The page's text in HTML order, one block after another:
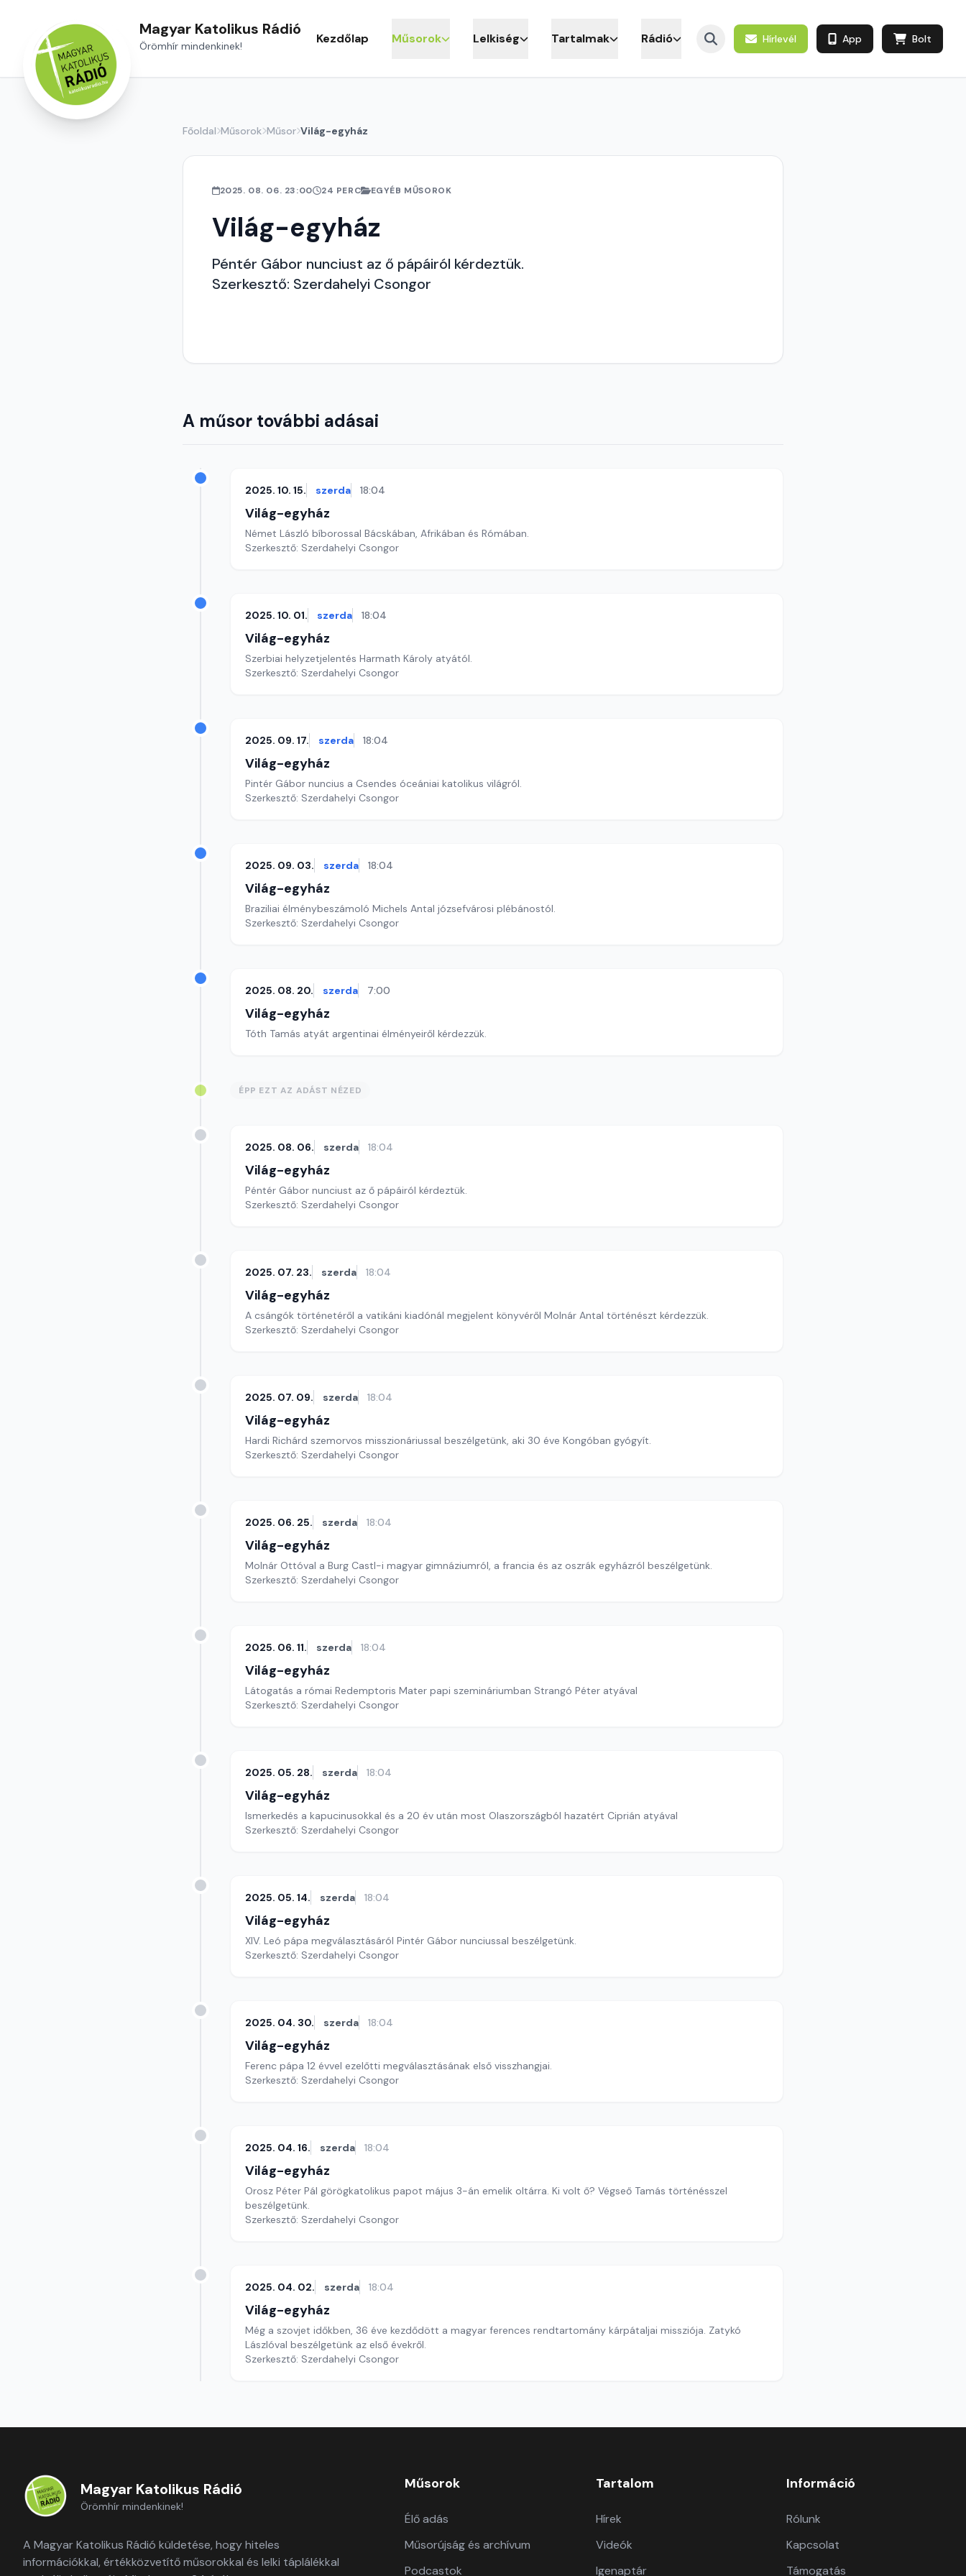
Magyar Katolikus Rádió
Örömhír mindenkinek! Kezdőlap Műsorok Lelkiség Tartalmak Rádió Hírlevél App Bolt
Főoldal Műsorok Műsor Világ-egyház
2025. 08. 06. 23:00 24 PERC EGYÉB MŰSOROK
Világ-egyház
Péntér Gábor nunciust az ő pápáiról kérdeztük.
Szerkesztő: Szerdahelyi Csongor
A műsor további adásai
2025. 10. 15. szerda 18:04
Világ-egyház
Német László bíborossal Bácskában, Afrikában és Rómában.
Szerkesztő: Szerdahelyi Csongor
2025. 10. 01. szerda 18:04
Világ-egyház
Szerbiai helyzetjelentés Harmath Károly atyától.
Szerkesztő: Szerdahelyi Csongor
2025. 09. 17. szerda 18:04
Világ-egyház
Pintér Gábor nuncius a Csendes óceániai katolikus világról.
Szerkesztő: Szerdahelyi Csongor
2025. 09. 03. szerda 18:04
Világ-egyház
Braziliai élménybeszámoló Michels Antal józsefvárosi plébánostól.
Szerkesztő: Szerdahelyi Csongor
2025. 08. 20. szerda 7:00
Világ-egyház
Tóth Tamás atyát argentinai élményeiről kérdezzük.
ÉPP EZT AZ ADÁST NÉZED
2025. 08. 06. szerda 18:04
Világ-egyház
Péntér Gábor nunciust az ő pápáiról kérdeztük.
Szerkesztő: Szerdahelyi Csongor
2025. 07. 23. szerda 18:04
Világ-egyház
A csángók történetéről a vatikáni kiadónál megjelent könyvéről Molnár Antal történészt kérdezzük.
Szerkesztő: Szerdahelyi Csongor
2025. 07. 09. szerda 18:04
Világ-egyház
Hardi Richárd szemorvos misszionáriussal beszélgetünk, aki 30 éve Kongóban gyógyít.
Szerkesztő: Szerdahelyi Csongor
2025. 06. 25. szerda 18:04
Világ-egyház
Molnár Ottóval a Burg Castl-i magyar gimnáziumról, a francia és az oszrák egyházról beszélgetünk.
Szerkesztő: Szerdahelyi Csongor
2025. 06. 11. szerda 18:04
Világ-egyház
Látogatás a római Redemptoris Mater papi szemináriumban Strangó Péter atyával
Szerkesztő: Szerdahelyi Csongor
2025. 05. 28. szerda 18:04
Világ-egyház
Ismerkedés a kapucinusokkal és a 20 év után most Olaszországból hazatért Ciprián atyával
Szerkesztő: Szerdahelyi Csongor
2025. 05. 14. szerda 18:04
Világ-egyház
XIV. Leó pápa megválasztásáról Pintér Gábor nunciussal beszélgetünk.
Szerkesztő: Szerdahelyi Csongor
2025. 04. 30. szerda 18:04
Világ-egyház
Ferenc pápa 12 évvel ezelőtti megválasztásának első visszhangjai.
Szerkesztő: Szerdahelyi Csongor
2025. 04. 16. szerda 18:04
Világ-egyház
Orosz Péter Pál görögkatolikus papot május 3-án emelik oltárra. Ki volt ő? Végseő Tamás történésszel
beszélgetünk.
Szerkesztő: Szerdahelyi Csongor
2025. 04. 02. szerda 18:04
Világ-egyház
Még a szovjet időkben, 36 éve kezdődött a magyar ferences rendtartomány kárpátaljai missziója. Zatykó
Lászlóval beszélgetünk az első évekről.
Szerkesztő: Szerdahelyi Csongor
Magyar Katolikus Rádió
Örömhír mindenkinek!
A Magyar Katolikus Rádió küldetése, hogy hiteles
információkkal, értékközvetítő műsorokkal és lelki táplálékkal
Műsorok
Élő adás
Műsorújság és archívum
Podcastok
Tartalom
Hírek
Videók
Igenaptár
Információ
Rólunk
Kapcsolat
Támogatás